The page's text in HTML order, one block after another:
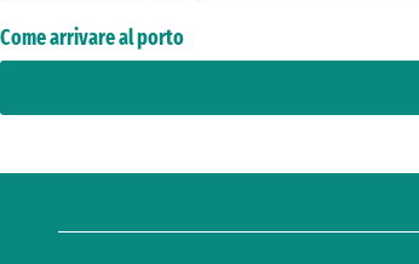
Come arrivare al porto